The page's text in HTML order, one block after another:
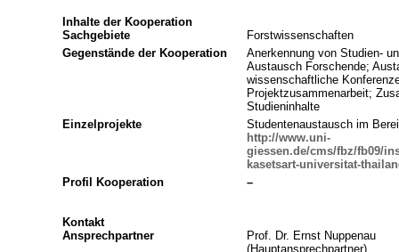
Inhalte der Kooperation
Sachgebiete
Forstwissenschaften
Gegenstände der Kooperation
Anerkennung von Studien-
Austausch Forschende;
wissenschaftliche
Projektzusammenarbeit;
Studieninhalte
Einzelprojekte
Studentenaustausch im
http://www.uni-
giessen.de/cms/fbz/fb09/
kasetsart-universitat-
Profil Kooperation
–
Kontakt
Ansprechpartner
Prof. Dr. Ernst Nuppenau
(Hauptansprechpartner)